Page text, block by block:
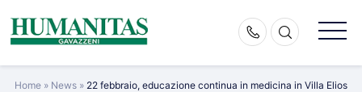
content
Home » News » 22 febbraio, educazione continua in medicina in Villa Elios